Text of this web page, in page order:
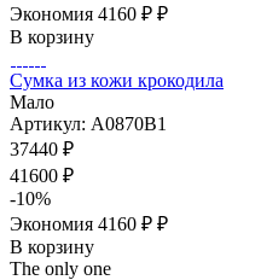
Экономия 4160 ₽ ₽
В корзину
Сумка из кожи крокодила
Мало
Артикул: A0870B1
37440 ₽
41600 ₽
-10%
Экономия 4160 ₽ ₽
В корзину
The only one